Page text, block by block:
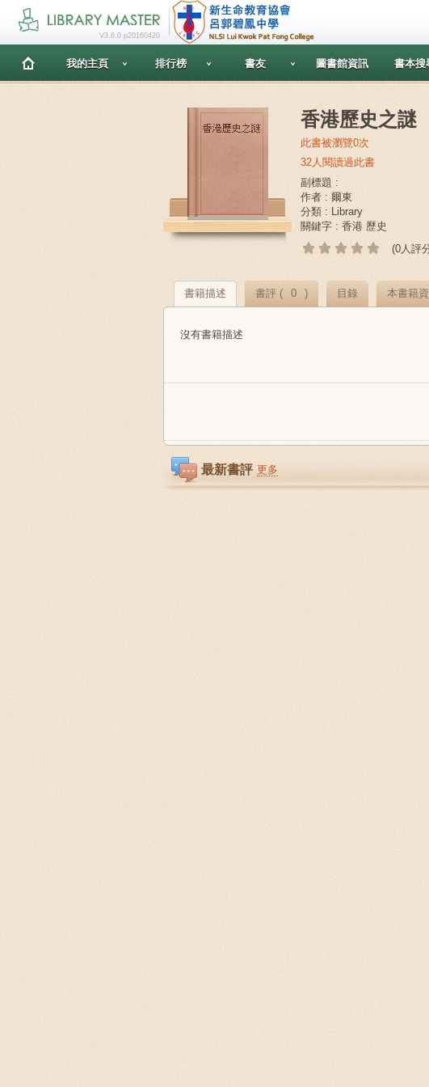
V3.6.0 p20160420
我的主頁 排行榜 書友 圖書館資訊 書本搜
香港歷史之謎
此書被瀏覽0次
32人閱讀過此書
副標題 :
作者 : 爾東
分類 : Library
關鍵字 : 香港 歷史
(0人評
書籍描述 書評 ( 0 ) 目錄 本書籍
沒有書籍描述
最新書評 更多